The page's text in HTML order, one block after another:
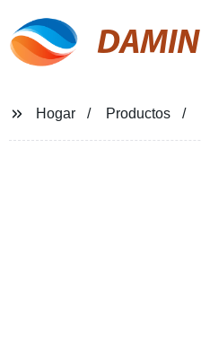
DAMIN
Hogar Productos